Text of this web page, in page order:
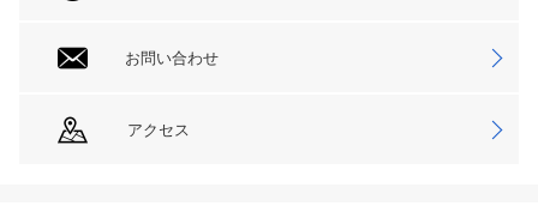
お問い合わせ
アクセス